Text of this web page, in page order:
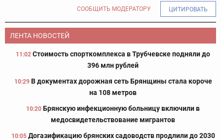
СООБЩИТЬ МОДЕРАТОРУ ЦИТИРОВАТЬ
ЛЕНТА НОВОСТЕЙ
11:02 Стоимость спорткомплекса в Трубчевске подняли до
396 млн рублей
10:29 В документах дорожная сеть Брянщины стала короче
на 108 метров
10:20 Брянскую инфекционную больницу включили в
медосвидетельствование мигрантов
10:05 Догазификацию брянских садоводств продлили до 2030